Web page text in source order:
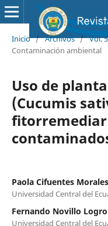
Inicio / Archivos / Vol.
Contaminación ambiental
Uso de
(Cucumis
fitorremediar
Paola Cifuentes Morales
Universidad Central del
Fernando Novillo
Universidad Central del